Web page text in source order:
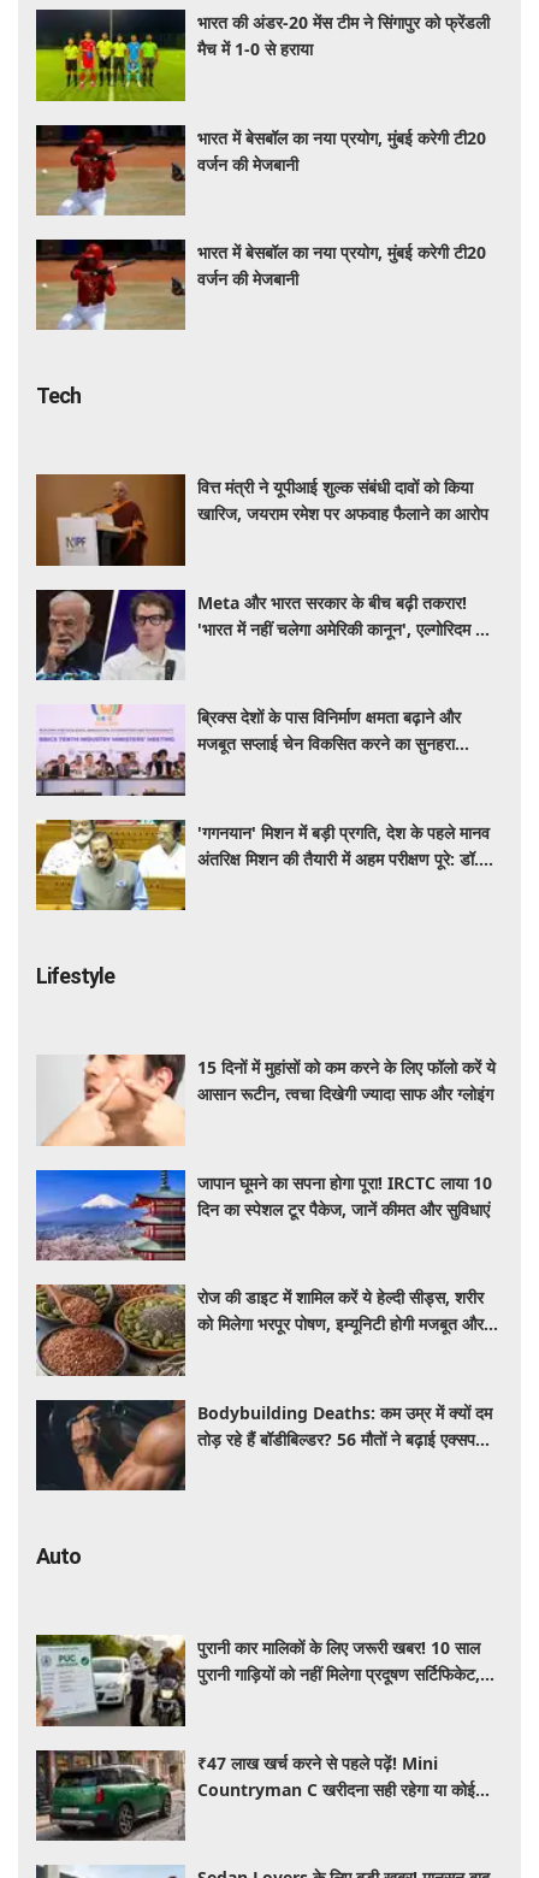
भारत की अंडर-20 मेंस टीम ने सिंगापुर को फ्रेंडली
मैच में 1-0 से हराया
भारत में बेसबॉल का नया प्रयोग, मुंबई करेगी टी20
वर्जन की मेजबानी
भारत में बेसबॉल का नया प्रयोग, मुंबई करेगी टी20
वर्जन की मेजबानी
Tech
वित्त मंत्री ने यूपीआई शुल्क संबंधी दावों को किया
खारिज, जयराम रमेश पर अफवाह फैलाने का आरोप
Meta और भारत सरकार के बीच बढ़ी तकरार!
'भारत में नहीं चलेगा अमेरिकी कानून', एल्गोरिदम को
ब्रिक्स देशों के पास विनिर्माण क्षमता बढ़ाने और
मजबूत सप्लाई चेन विकसित करने का सुनहरा
'गगनयान' मिशन में बड़ी प्रगति, देश के पहले मानव
अंतरिक्ष मिशन की तैयारी में अहम परीक्षण पूरे: डॉ.
Lifestyle
15 दिनों में मुहांसों को कम करने के लिए फॉलो करें ये
आसान रूटीन, त्वचा दिखेगी ज्यादा साफ और ग्लोइंग
जापान घूमने का सपना होगा पूरा! IRCTC लाया 10
दिन का स्पेशल टूर पैकेज, जानें कीमत और सुविधाएं
रोज की डाइट में शामिल करें ये हेल्दी सीड्स, शरीर
को मिलेगा भरपूर पोषण, इम्यूनिटी होगी मजबूत और
Bodybuilding Deaths: कम उम्र में क्यों दम
तोड़ रहे हैं बॉडीबिल्डर? 56 मौतों ने बढ़ाई एक्सपर्ट्स
Auto
पुरानी कार मालिकों के लिए जरूरी खबर! 10 साल
पुरानी गाड़ियों को नहीं मिलेगा प्रदूषण सर्टिफिकेट,
₹47 लाख खर्च करने से पहले पढ़ें! Mini
Countryman C खरीदना सही रहेगा या कोई